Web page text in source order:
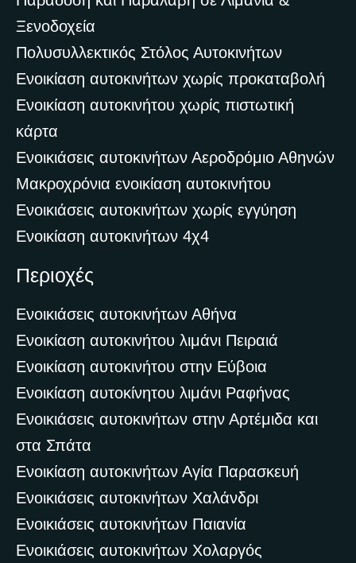
Περιοχές
Ενοικιάσεις αυτοκινήτων Αθήνα
Ενοικίαση αυτοκινήτου λιμάνι Πειραιά
Ενοικίαση αυτοκινήτου στην Εύβοια
Ενοικίαση αυτοκίνητου λιμάνι Ραφήνας
Ενοικιάσεις αυτοκινήτων στην Αρτέμιδα και
στα Σπάτα
Ενοικίαση αυτοκινήτων Αγία Παρασκευή
Ενοικιάσεις αυτοκινήτων Χαλάνδρι
Ενοικιάσεις αυτοκινήτων Παιανία
Ενοικιάσεις αυτοκινήτων Χολαργός
Ξενοδοχεία
Πολυσυλλεκτικός Στόλος Αυτοκινήτων
Ενοικίαση αυτοκινήτων χωρίς προκαταβολή
Ενοικίαση αυτοκινήτου χωρίς πιστωτική
κάρτα
Ενοικιάσεις αυτοκινήτων Αεροδρόμιο Αθηνών
Μακροχρόνια ενοικίαση αυτοκινήτου
Ενοικιάσεις αυτοκινήτων χωρίς εγγύηση
Ενοικίαση αυτοκινήτων 4χ4